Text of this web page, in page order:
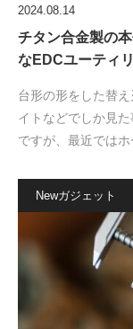
2024.08.14
チタン合金製の
なEDCユーティ
台形の形をした替
イトなどでしか見
ですが、最近では
Newガジェット